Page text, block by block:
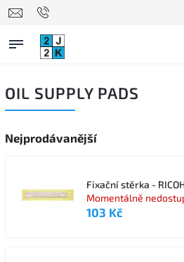
OIL SUPPLY PADS
Nejprodávanější
Fixační stěrka -
Momentálně
103 Kč